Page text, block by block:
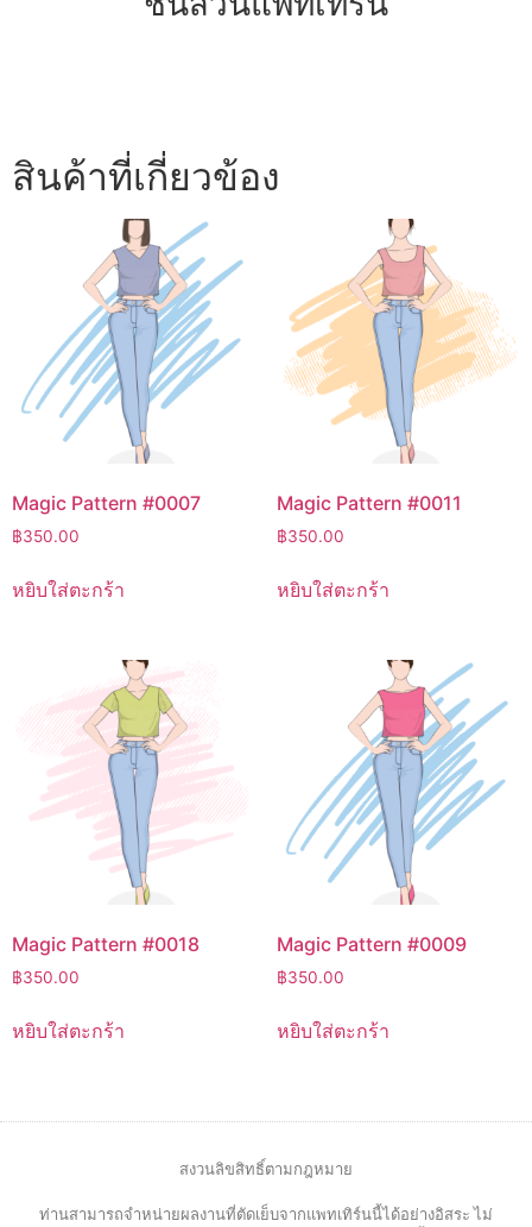
สินค้าที่เกี่ยวข้อง
Magic Pattern #0007
฿350.00
หยิบใส่ตะกร้า
Magic Pattern #0011
฿350.00
หยิบใส่ตะกร้า
Magic Pattern #0018
฿350.00
หยิบใส่ตะกร้า
Magic Pattern #0009
฿350.00
หยิบใส่ตะกร้า
สงวนลิขสิทธิ์ตามกฎหมาย
ท่านสามารถจำหน่ายผลงานที่ตัดเย็บจากแพทเทิร์นนี้ได้อย่างอิสระ ไม่